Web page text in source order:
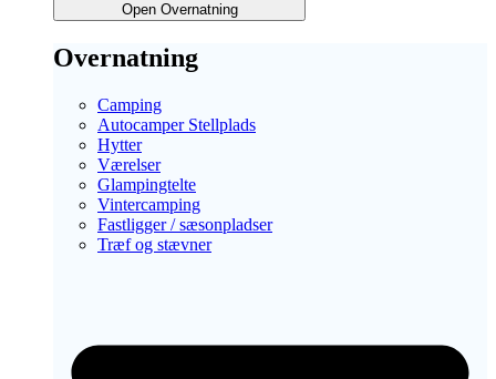
Open Overnatning
Overnatning
Camping
Autocamper Stellplads
Hytter
Værelser
Glampingtelte
Vintercamping
Fastligger / sæsonpladser
Træf og stævner